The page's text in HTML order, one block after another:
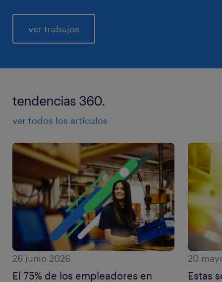
ver trabajos
tendencias 360.
ver todos los artículos
26 junio 2026
El 75% de los empleadores en
20
Estas